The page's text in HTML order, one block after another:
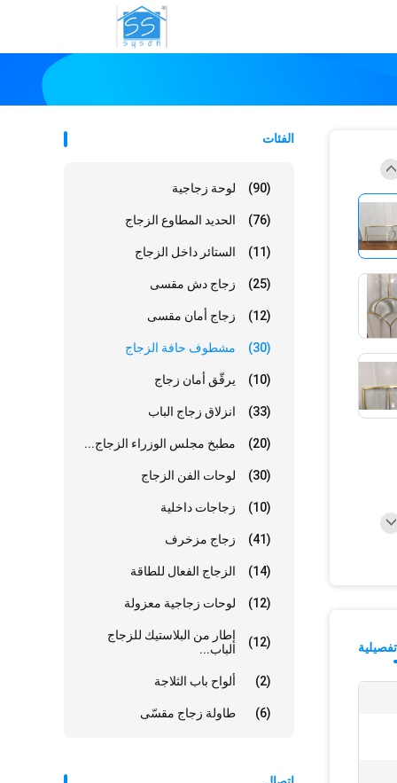
الفئات
لوحة زجاجية (90)
الحديد المطاوع الزجاج (76)
الستائر داخل الزجاج (11)
زجاج دش مقسى (25)
زجاج أمان مقسى (12)
مشطوف حافة الزجاج (30)
يرقّق أمان زجاج (10)
انزلاق زجاج الباب (33)
مطبخ مجلس الوزراء الزجاج... (20)
لوحات الفن الزجاج (30)
زجاجات داخلية (10)
زجاج مزخرف (41)
الزجاج الفعال للطاقة (14)
لوحات زجاجية معزولة (12)
إطار من البلاستيك للزجاج
الباب...
(12)
ألواح باب الثلاجة (2)
طاولة زجاج مقسّى (6)